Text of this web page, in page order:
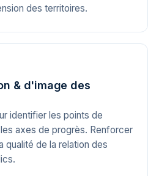
des territoires.
& d'image des
identifier les points de
axes de progrès. Renforcer
qualité de la relation des